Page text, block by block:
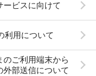
ービスに向けて
利用について
のご利用端末から
外部送信について